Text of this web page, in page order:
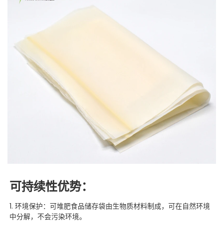
可持续性优势：
1. 环境保护：可堆肥食品储存袋由生物质材料制成，可在自然环境
中分解，不会污染环境。